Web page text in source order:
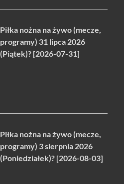
Piłka nożna na żywo (mecze,
programy) 31 lipca 2026
(Piątek)? [2026-07-31]
Piłka nożna na żywo (mecze,
programy) 3 sierpnia 2026
(Poniedziałek)? [2026-08-03]